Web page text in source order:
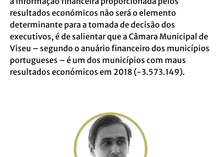
resultados económicos não será o elemento
determinante para a tomada de decisão dos
executivos, é de salientar que a Câmara Municipal de
Viseu – segundo o anuário financeiro dos municípios
portugueses – é um dos municípios com maus
resultados económicos em 2018 (-3.573.149).